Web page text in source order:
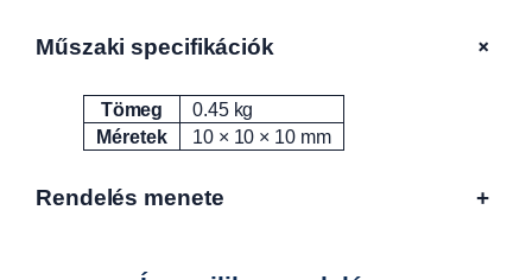
0
0
Műszaki specifikációk +
Attribútumok Érték
Tömeg
0.45 kg
Méretek
10 × 10 × 10 mm
Rendelés menete +